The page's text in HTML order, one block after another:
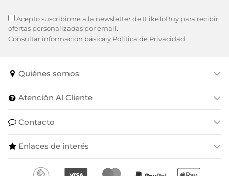
Acepto suscribirme a la newsletter de ILikeToBuy para recibir
ofertas personalizadas por email.
Consultar información básica y Política de Privacidad.
Quiénes somos
Atención Al Cliente
Contacto
Enlaces de interés